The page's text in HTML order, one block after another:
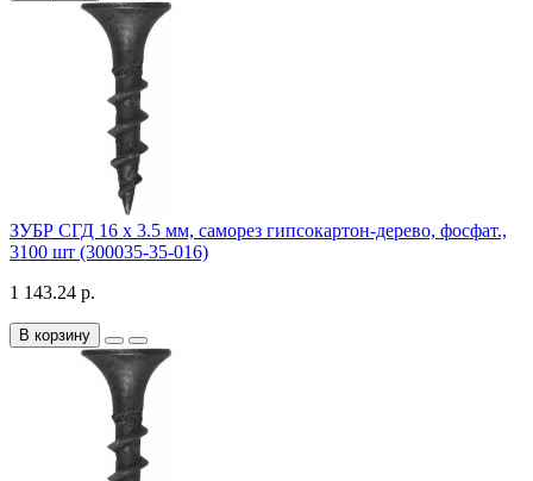
ЗУБР СГД 16 х 3.5 мм, саморез гипсокартон-дерево, фосфат.,
3100 шт (300035-35-016)
1 143.24 р.
В корзину